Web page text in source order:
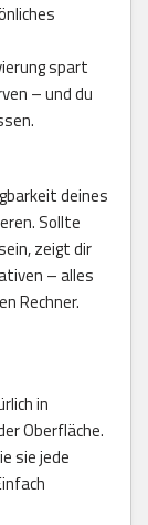
spart
– und du
deines
Sollte
zeigt dir
– alles
Rechner.
in
Oberfläche.
sie jede